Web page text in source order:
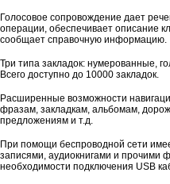
Голосовое сопровождение дает
операции, обеспечивает описание
сообщает справочную информацию.
Три типа закладок: нумерованные,
Всего доступно до 10000 закладок.
Расширенные возможности
фразам, закладкам, альбомам,
предложениям и т.д.
При помощи беспроводной сети
записями, аудиокнигами и прочими
необходимости подключения USB